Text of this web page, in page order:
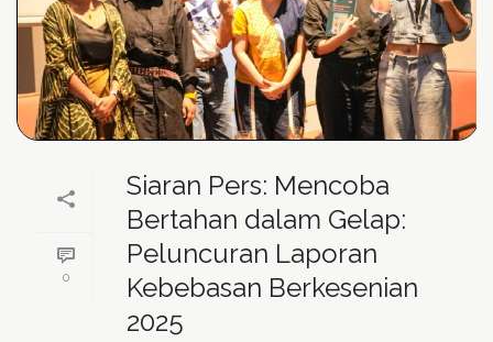
0
Siaran Pers: Mencoba
Bertahan dalam Gelap:
Peluncuran Laporan
Kebebasan Berkesenian
2025